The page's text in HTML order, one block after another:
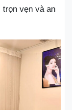
trọn vẹn và an